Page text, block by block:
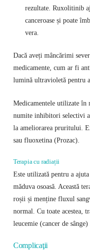
rezultate. Ruxolitinib
canceroase și poate
vera.
Dacă aveți mâncărimi
medicamente, cum ar fi
lumină ultravioletă pentru
Medicamentele utilizate în
numite inhibitori selectivi
la ameliorarea pruritului.
sau fluoxetina (Prozac).
Terapia cu radiații
Este utilizată pentru a
măduva osoasă. Această
roșii și menține fluxul
normal. Cu toate acestea,
leucemie (cancer de
Complicaţii